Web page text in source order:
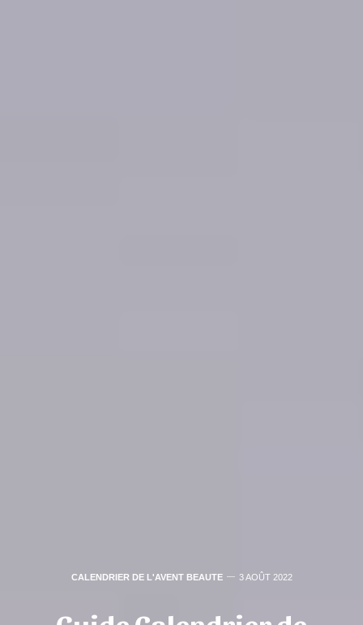
CALENDRIER DE L'AVENT BEAUTE 3 AOÛT 2022